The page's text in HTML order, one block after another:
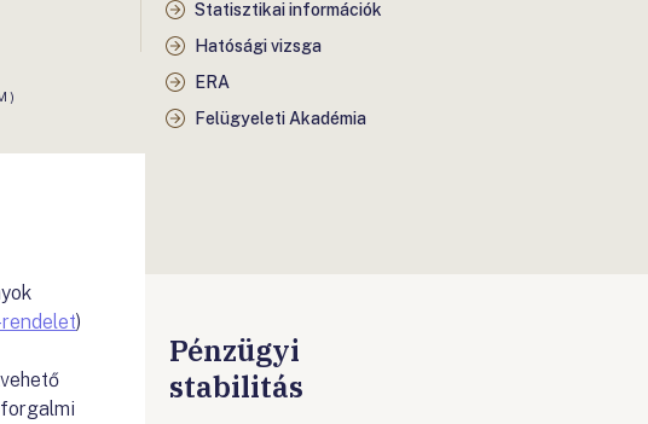
Statisztikai információk
Hatósági vizsga
ERA
Felügyeleti Akadémia
)
Pénzügyi
stabilitás